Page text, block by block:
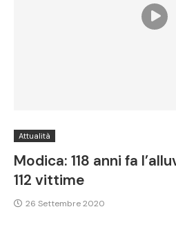
Attualità
Modica: 118 anni fa
112 vittime
26 Settembre 2020